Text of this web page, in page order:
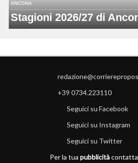
ANCONA
Stagioni 2026/27 di
+39 0734.223110
Seguici su Facebook
Seguici su Instagram
Seguici su Twitter
Per la tua pubblicità